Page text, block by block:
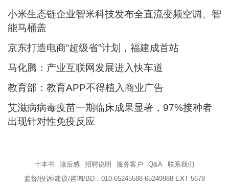
小米生态链企业智米科技发布全直流变频空调、智
能马桶盖
京东打造电商“超级省”计划，福建成首站
马化腾：产业互联网发展进入快车道
教育部：教育APP不得植入商业广告
艾滋病病毒疫苗一期临床成果显著，97%接种者
出现针对性免疫反应
十本书 读后感 招聘说明 服务客户 Q&A
联系我们
监督/投诉/建议/咨询/BD：010-65245588 65249988 EXT 5678